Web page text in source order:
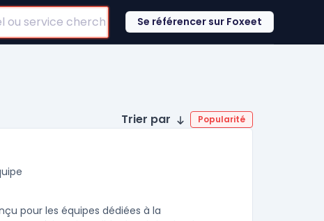
Se référencer sur Foxeet
Trier par Popularité
pour les équipes dédiées à la